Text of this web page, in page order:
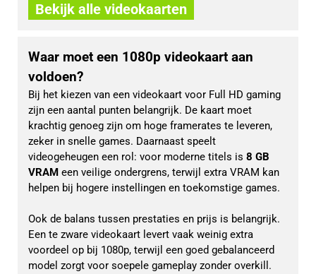
Bekijk alle videokaarten
Waar moet een 1080p videokaart aan
voldoen?
Bij het kiezen van een videokaart voor Full HD gaming
zijn een aantal punten belangrijk. De kaart moet
krachtig genoeg zijn om hoge framerates te leveren,
zeker in snelle games. Daarnaast speelt
videogeheugen een rol: voor moderne titels is 8 GB
VRAM een veilige ondergrens, terwijl extra VRAM kan
helpen bij hogere instellingen en toekomstige games.
Ook de balans tussen prestaties en prijs is belangrijk.
Een te zware videokaart levert vaak weinig extra
voordeel op bij 1080p, terwijl een goed gebalanceerd
model zorgt voor soepele gameplay zonder overkill.